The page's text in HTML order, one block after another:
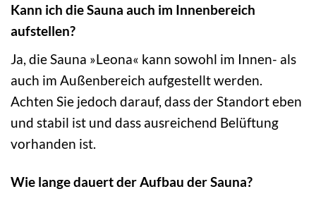
Kann ich die Sauna auch im Innenbereich
aufstellen?
Ja, die Sauna »Leona« kann sowohl im Innen- als
auch im Außenbereich aufgestellt werden.
Achten Sie jedoch darauf, dass der Standort eben
und stabil ist und dass ausreichend Belüftung
vorhanden ist.
Wie lange dauert der Aufbau der Sauna?